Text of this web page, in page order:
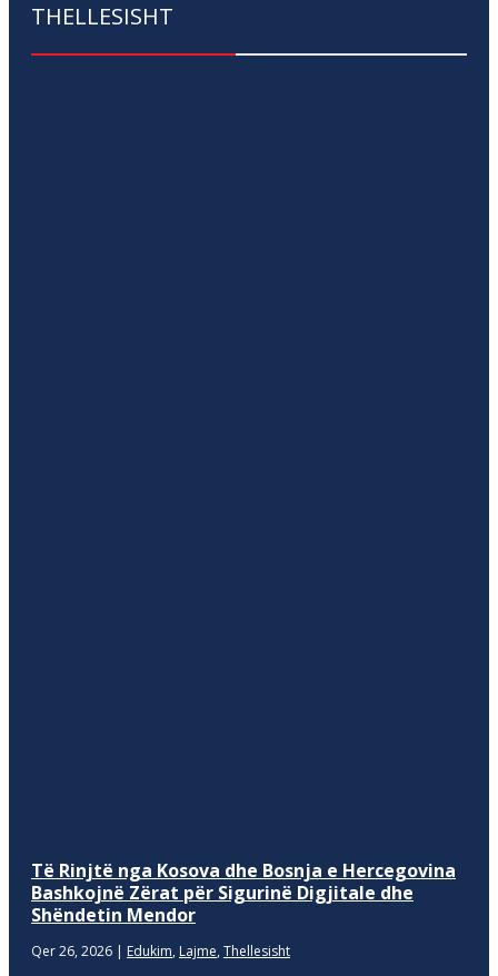
THELLESISHT
Të Rinjtë nga Kosova dhe Bosnja e Hercegovina
Bashkojnë Zërat për Sigurinë Digjitale dhe
Shëndetin Mendor
Qer 26, 2026 | Edukim, Lajme, Thellesisht